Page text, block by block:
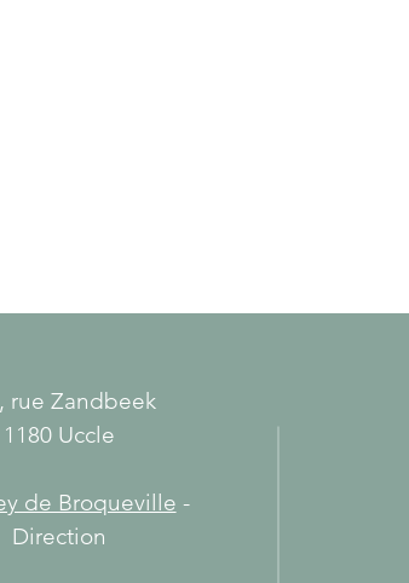
rue Zandbeek
1180 Uccle
de Broqueville -
Direction